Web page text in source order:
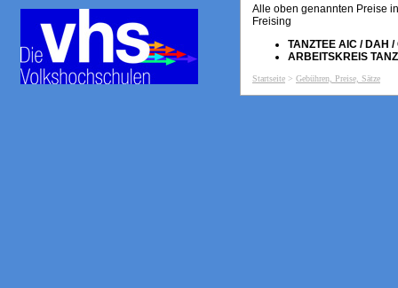
Alle oben genannten Preise
Freising
TANZTEE AIC / DAH /
ARBEITSKREIS
Startseite > Gebühren, Preise, Sätze